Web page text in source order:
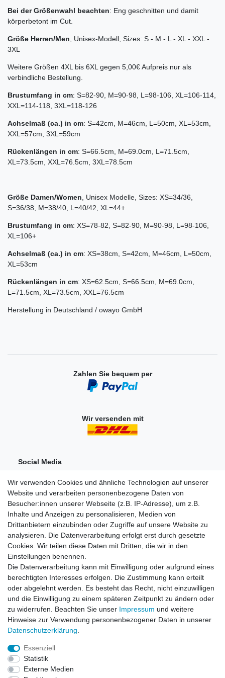
Bei der Größenwahl beachten: Eng geschnitten und damit
körperbetont im Cut.
Größe Herren/Men, Unisex-Modell, Sizes: S - M - L - XL - XXL -
3XL
Weitere Größen 4XL bis 6XL gegen 5,00€ Aufpreis nur als
verbindliche Bestellung.
Brustumfang in cm: S=82-90, M=90-98, L=98-106, XL=106-114,
XXL=114-118, 3XL=118-126
Achselmaß (ca.) in cm: S=42cm, M=46cm, L=50cm, XL=53cm,
XXL=57cm, 3XL=59cm
Rückenlängen in cm: S=66.5cm, M=69.0cm, L=71.5cm,
XL=73.5cm, XXL=76.5cm, 3XL=78.5cm
Größe Damen/Women, Unisex Modelle, Sizes: XS=34/36,
S=36/38, M=38/40, L=40/42, XL=44+
Brustumfang in cm: XS=78-82, S=82-90, M=90-98, L=98-106,
XL=106+
Achselmaß (ca.) in cm: XS=38cm, S=42cm, M=46cm, L=50cm,
XL=53cm
Rückenlängen in cm: XS=62.5cm, S=66.5cm, M=69.0cm,
L=71.5cm, XL=73.5cm, XXL=76.5cm
Herstellung in Deutschland / owayo GmbH
Zahlen Sie bequem per
Wir versenden mit
Social Media
Einkaufen
Zahlungsarten
Versandarten & -kosten
Widerrufsrecht
Zum Online-Widerruf
Mein Konto
Login
Unternehmen
Wir verwenden Cookies und ähnliche Technologien auf unserer
Website und verarbeiten personenbezogene Daten von
Besucher:innen unserer Webseite (z.B. IP-Adresse), um z.B.
Inhalte und Anzeigen zu personalisieren, Medien von
Drittanbietern einzubinden oder Zugriffe auf unsere Website zu
analysieren. Die Datenverarbeitung erfolgt erst durch gesetzte
Cookies. Wir teilen diese Daten mit Dritten, die wir in den
Einstellungen benennen.
Die Datenverarbeitung kann mit Einwilligung oder aufgrund eines
berechtigten Interesses erfolgen. Die Zustimmung kann erteilt
oder abgelehnt werden. Es besteht das Recht, nicht einzuwilligen
und die Einwilligung zu einem späteren Zeitpunkt zu ändern oder
zu widerrufen. Beachten Sie unser Impressum und weitere
Hinweise zur Verwendung personenbezogener Daten in unserer
Daten­schutz­erklärung
Essenziell
Statistik
Externe Medien